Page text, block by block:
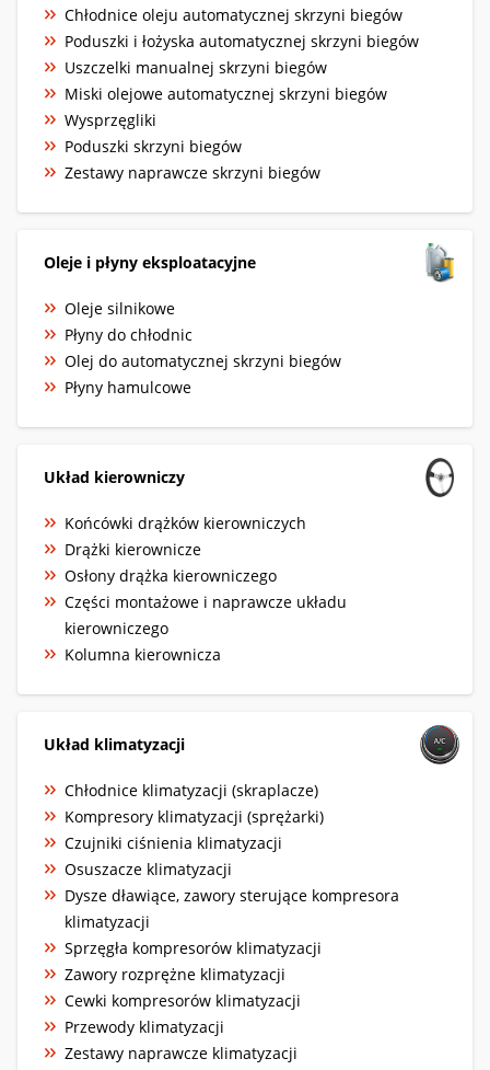
Chłodnice oleju automatycznej skrzyni biegów
Poduszki i łożyska automatycznej skrzyni biegów
Uszczelki manualnej skrzyni biegów
Miski olejowe automatycznej skrzyni biegów
Wysprzęgliki
Poduszki skrzyni biegów
Zestawy naprawcze skrzyni biegów
Oleje i płyny eksploatacyjne
Oleje silnikowe
Płyny do chłodnic
Olej do automatycznej skrzyni biegów
Płyny hamulcowe
Układ kierowniczy
Końcówki drążków kierowniczych
Drążki kierownicze
Osłony drążka kierowniczego
Części montażowe i naprawcze układu
kierowniczego
Kolumna kierownicza
Układ klimatyzacji
Chłodnice klimatyzacji (skraplacze)
Kompresory klimatyzacji (sprężarki)
Czujniki ciśnienia klimatyzacji
Osuszacze klimatyzacji
Dysze dławiące, zawory sterujące kompresora
klimatyzacji
Sprzęgła kompresorów klimatyzacji
Zawory rozprężne klimatyzacji
Cewki kompresorów klimatyzacji
Przewody klimatyzacji
Zestawy naprawcze klimatyzacji